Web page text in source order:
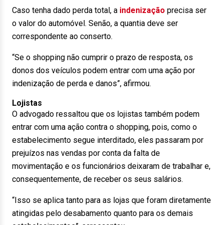
Caso tenha dado perda total, a indenização precisa ser
o valor do automóvel. Senão, a quantia deve ser
correspondente ao conserto.
“Se o shopping não cumprir o prazo de resposta, os
donos dos veículos podem entrar com uma ação por
indenização de perda e danos”, afirmou.
Lojistas
O advogado ressaltou que os lojistas também podem
entrar com uma ação contra o shopping, pois, como o
estabelecimento segue interditado, eles passaram por
prejuízos nas vendas por conta da falta de
movimentação e os funcionários deixaram de trabalhar e,
consequentemente, de receber os seus salários.
“Isso se aplica tanto para as lojas que foram diretamente
atingidas pelo desabamento quanto para os demais